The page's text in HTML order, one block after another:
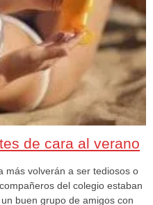
de cara al verano
más volverán a ser tediosos o
del colegio estaban
buen grupo de amigos con